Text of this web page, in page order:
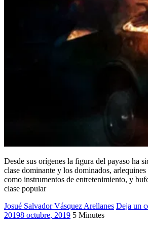
Desde sus orígenes la figura del payaso ha
clase dominante y los dominados,
como instrumentos de entretenimiento, y
clase popular
Josué Salvador Vásquez Arellanes 2019 ,
Deja un
20198 octubre, 2019 5 Minutes